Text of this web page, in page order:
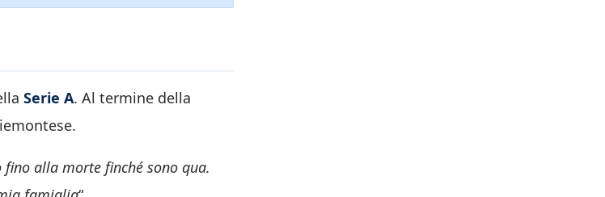
Serie A. Al termine della
alla morte finché sono qua.